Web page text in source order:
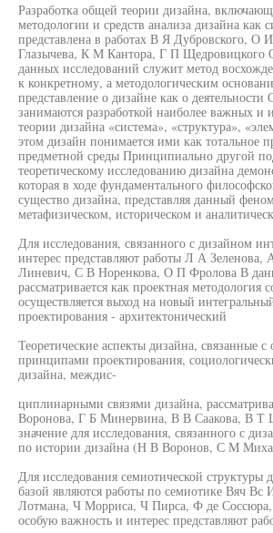
Разработка общей теории дизайна,
методологии и средств анализа дизайна как
представлена в работах В Я Дубровского, О
Глазычева, К М Кантора, Г П Щедровицкого
данных исследований служит метод
к конкретному, а методологическим
представление о дизайне как о
занимаются разработкой наиболее важных и
теории дизайна «система», «структура»,
этом дизайн понимается ими как тотальное
предметной среды Принципиально другой
теоретическому исследованию дизайна
которая в ходе фундаментального
существо дизайна, представляя данный
метафизическом, историческом и
Для исследования, связанного с дизайном
интерес представляют работы Л А
Линевич, С В Норенкова, О П Фролова В
рассматривается как проектная методология
осуществляется выход на новый
проектирования - архитектонический
Теоретические аспекты дизайна, связанные
принципами проектирования,
дизайна, междис-
циплинарными связями дизайна,
Воронова, Г Б Минервина, В В Саакова, В Т
значение для исследования, связанного с
по истории дизайна (Н В Воронов, С М
Для исследования семиотической структуры
базой являются работы по семиотике Вяч
Лотмана, Ч Морриса, Ч Пирса, Ф де
особую важность и интерес представляют